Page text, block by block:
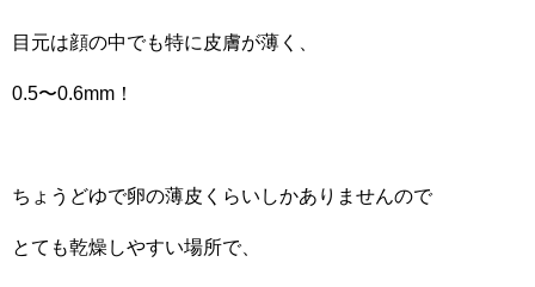
目元は顔の中でも特に皮膚が薄く、
0.5〜0.6mm！
ちょうどゆで卵の薄皮くらいしかありませんので
とても乾燥しやすい場所で、